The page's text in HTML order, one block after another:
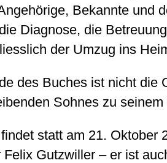
Bekannte und
Diagnose, die
der Umzug ins
des Buches ist nicht die
Sohnes zu
statt am 21. Oktober
Gutzwiller – er ist